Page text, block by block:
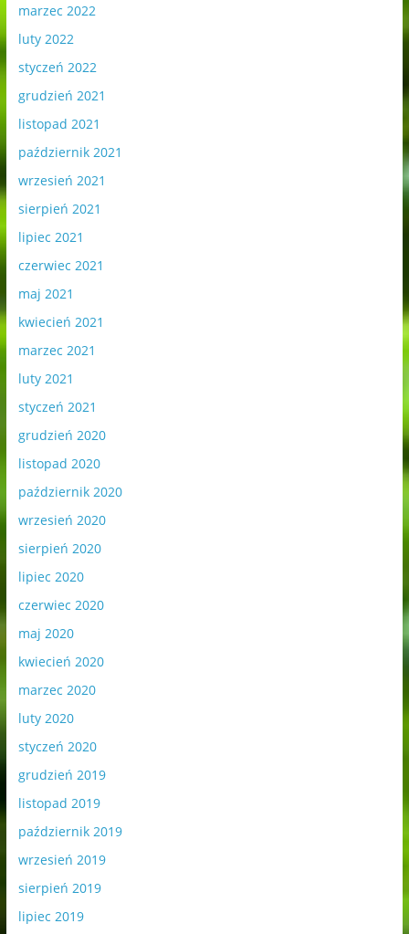
marzec 2022
luty 2022
styczeń 2022
grudzień 2021
listopad 2021
październik 2021
wrzesień 2021
sierpień 2021
lipiec 2021
czerwiec 2021
maj 2021
kwiecień 2021
marzec 2021
luty 2021
styczeń 2021
grudzień 2020
listopad 2020
październik 2020
wrzesień 2020
sierpień 2020
lipiec 2020
czerwiec 2020
maj 2020
kwiecień 2020
marzec 2020
luty 2020
styczeń 2020
grudzień 2019
listopad 2019
październik 2019
wrzesień 2019
sierpień 2019
lipiec 2019